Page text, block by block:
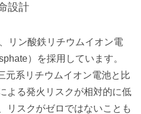
設計
リン酸鉄リチウムイオン電
）を採用しています。
元系リチウムイオン電池と比
よる発火リスクが相対的に低
リスクがゼロではないことも